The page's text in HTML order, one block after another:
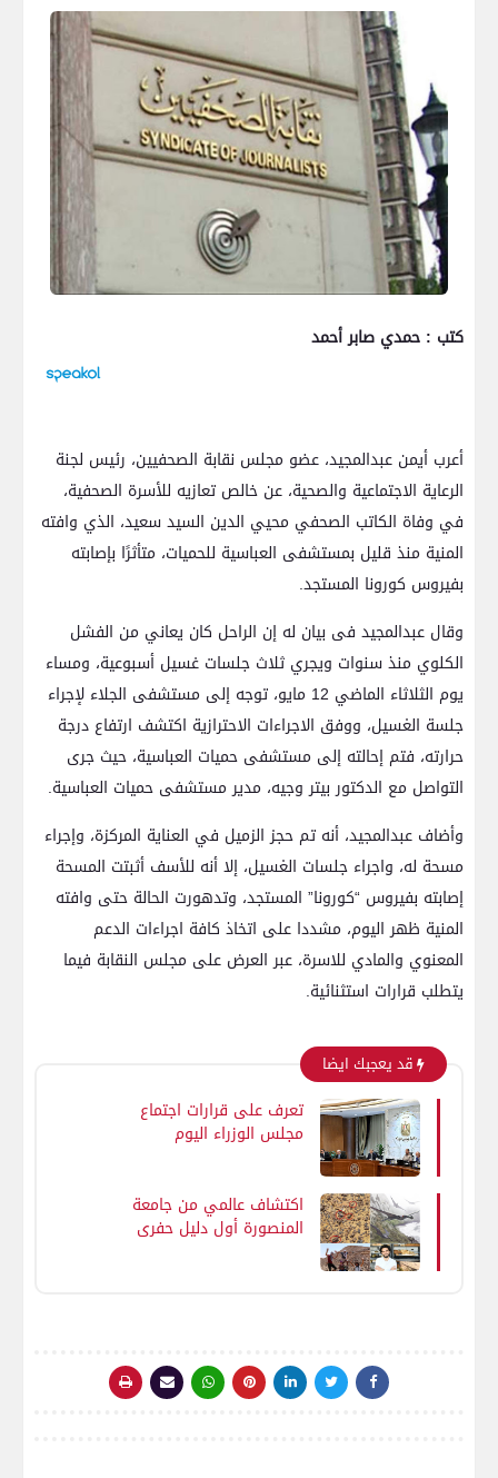
كتب : حمدي صابر أحمد
أعرب أيمن عبدالمجيد، عضو مجلس نقابة الصحفيين، رئيس لجنة
الرعاية الاجتماعية والصحية، عن خالص تعازيه للأسرة الصحفية،
في وفاة الكاتب الصحفي محيي الدين السيد سعيد، الذي وافته
المنية منذ قليل بمستشفى العباسية للحميات، متأثرًا بإصابته
بفيروس كورونا المستجد.
وقال عبدالمجيد فى بيان له إن الراحل كان يعاني من الفشل
الكلوي منذ سنوات ويجري ثلاث جلسات غسيل أسبوعية، ومساء
يوم الثلاثاء الماضي 12 مايو، توجه إلى مستشفى الجلاء لإجراء
جلسة الغسيل، ووفق الاجراءات الاحترازية اكتشف ارتفاع درجة
حرارته، فتم إحالته إلى مستشفى حميات العباسية، حيث جرى
التواصل مع الدكتور بيتر وجيه، مدير مستشفى حميات العباسية.
وأضاف عبدالمجيد، أنه تم حجز الزميل في العناية المركزة، وإجراء
مسحة له، واجراء جلسات الغسيل، إلا أنه للأسف أثبتت المسحة
إصابته بفيروس “كورونا” المستجد، وتدهورت الحالة حتى وافته
المنية ظهر اليوم، مشددا على اتخاذ كافة اجراءات الدعم
المعنوي والمادي للاسرة، عبر العرض على مجلس النقابة فيما
يتطلب قرارات استثنائية.
قد يعجبك ايضا
تعرف على قرارات اجتماع
مجلس الوزراء اليوم
اكتشاف عالمي من جامعة
المنصورة أول دليل حفري